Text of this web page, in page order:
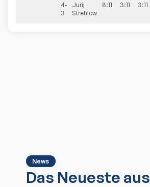
4-
3
Jurij
Strehlow
8:11 3:11 3:11
News
Das Neueste aus